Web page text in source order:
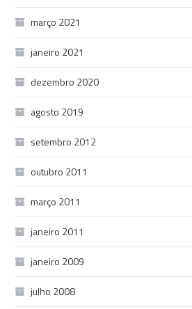
março 2021
janeiro 2021
dezembro 2020
agosto 2019
setembro 2012
outubro 2011
março 2011
janeiro 2011
janeiro 2009
julho 2008